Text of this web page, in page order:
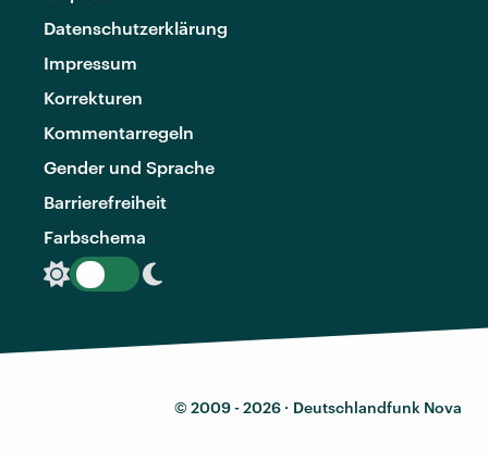
Datenschutzerklärung
Impressum
Korrekturen
Kommentarregeln
Gender und Sprache
Barrierefreiheit
Farbschema
© 2009 - 2026 · Deutschlandfunk Nova